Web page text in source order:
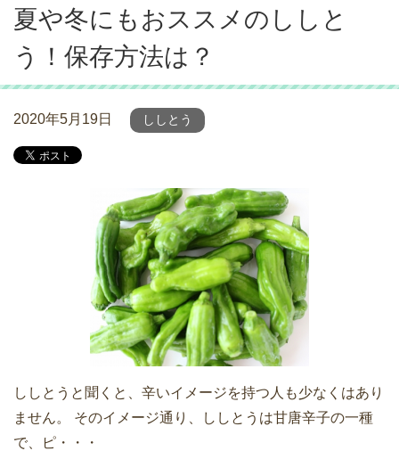
夏や冬にもおススメのししと
う！保存方法は？
2020年5月19日 ししとう
ししとうと聞くと、辛いイメージを持つ人も少なくはあり
ません。 そのイメージ通り、ししとうは甘唐辛子の一種
で、ピ・・・